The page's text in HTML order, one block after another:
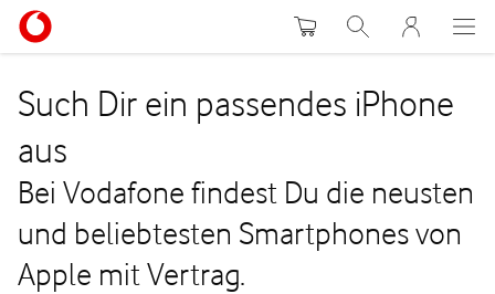
WarenkorbSuche MeinVodafone
Such Dir ein passendes iPhone
aus
Bei Vodafone findest Du die neusten
und beliebtesten Smartphones von
Apple mit Vertrag.